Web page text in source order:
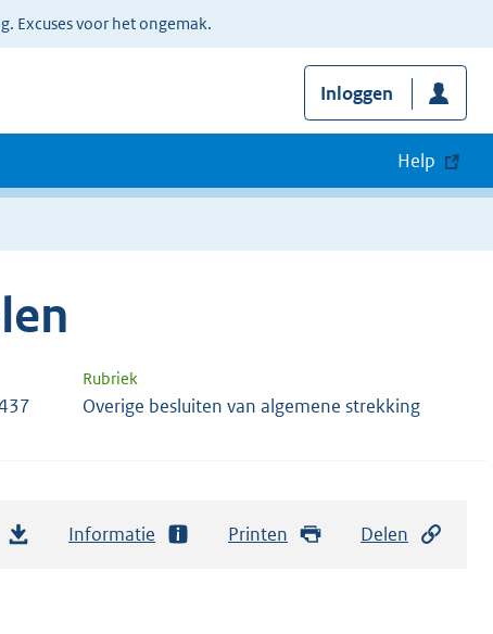
Excuses voor het ongemak.
Inloggen
Help
Rubriek
Overige besluiten van algemene strekking
Informatie Printen Delen